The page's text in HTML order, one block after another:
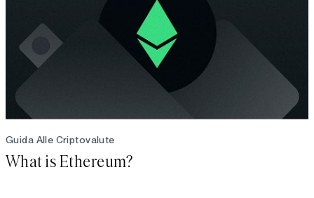
Guida Alle Criptovalute
What is Ethereum?